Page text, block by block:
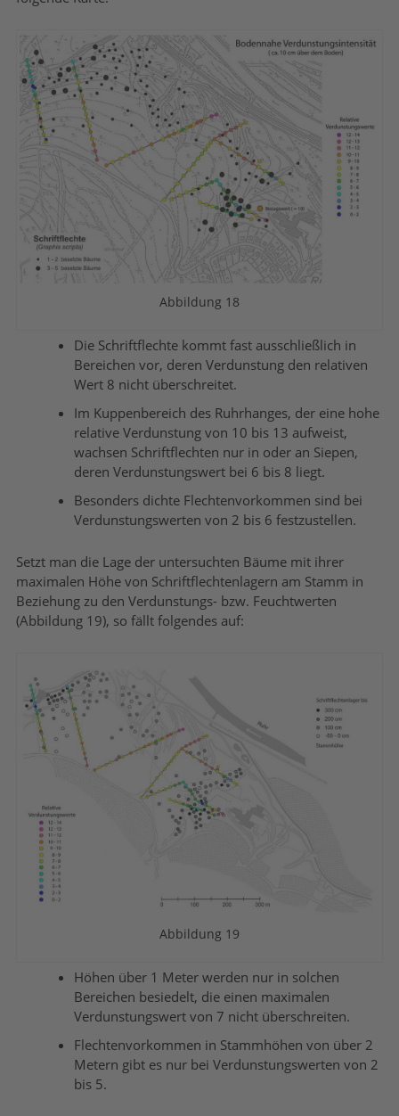
Abbildung 18
Die Schriftflechte kommt fast ausschließlich in
Bereichen vor, deren Verdunstung den relativen
Wert 8 nicht überschreitet.
Im Kuppenbereich des Ruhrhanges, der eine hohe
relative Verdunstung von 10 bis 13 aufweist,
wachsen Schriftflechten nur in oder an Siepen,
deren Verdunstungswert bei 6 bis 8 liegt.
Besonders dichte Flechtenvorkommen sind bei
Verdunstungswerten von 2 bis 6 festzustellen.
Setzt man die Lage der untersuchten Bäume mit ihrer
maximalen Höhe von Schriftflechtenlagern am Stamm in
Beziehung zu den Verdunstungs- bzw. Feuchtwerten
(Abbildung 19), so fällt folgendes auf:
Abbildung 19
Höhen über 1 Meter werden nur in solchen
Bereichen besiedelt, die einen maximalen
Verdunstungswert von 7 nicht überschreiten.
Flechtenvorkommen in Stammhöhen von über 2
Metern gibt es nur bei Verdunstungswerten von 2
bis 5.